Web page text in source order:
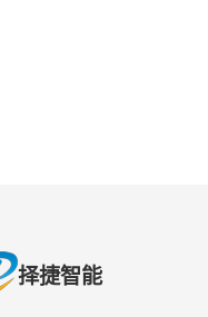
择捷智能